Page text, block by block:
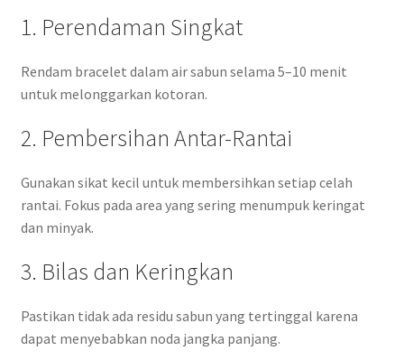
1. Perendaman Singkat
Rendam bracelet dalam air sabun selama 5–10 menit
untuk melonggarkan kotoran.
2. Pembersihan Antar-Rantai
Gunakan sikat kecil untuk membersihkan setiap celah
rantai. Fokus pada area yang sering menumpuk keringat
dan minyak.
3. Bilas dan Keringkan
Pastikan tidak ada residu sabun yang tertinggal karena
dapat menyebabkan noda jangka panjang.